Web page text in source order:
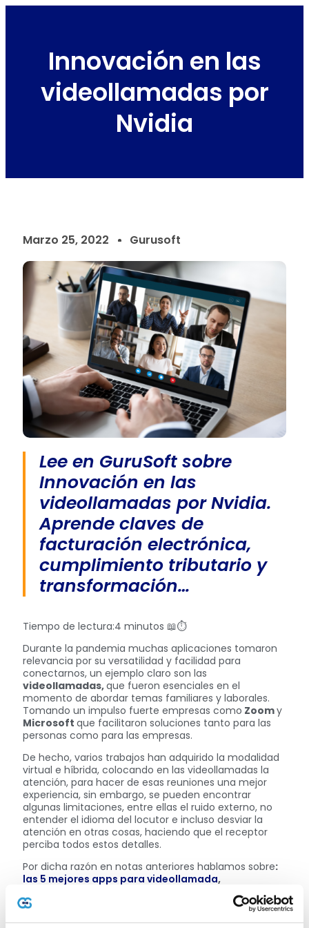
Innovación en las
videollamadas por
Nvidia
Marzo 25, 2022 Gurusoft
Lee en GuruSoft sobre
Innovación en las
videollamadas por Nvidia.
Aprende claves de
facturación electrónica,
cumplimiento tributario y
transformación…
Tiempo de lectura:4 minutos 📖⏱️
Durante la pandemia muchas aplicaciones tomaron
relevancia por su versatilidad y facilidad para
conectarnos, un ejemplo claro son las
videollamadas,que fueron esenciales en el
momento de abordar temas familiares y laborales.
Tomando un impulso fuerte empresas como Zoomy
Microsoft que facilitaron soluciones tanto para las
personas como para las empresas.
De hecho, varios trabajos han adquirido la modalidad
virtual e híbrida, colocando en las videollamadas la
atención, para hacer de esas reuniones una mejor
experiencia, sin embargo, se pueden encontrar
algunas limitaciones, entre ellas el ruido externo, no
entender el idioma del locutor e incluso desviar la
atención en otras cosas, haciendo que el receptor
perciba todos estos detalles.
Por dicha razón en notas anteriores hablamos sobre:
las 5 mejores apps para videollamada,
virtualmente
NVIDIA